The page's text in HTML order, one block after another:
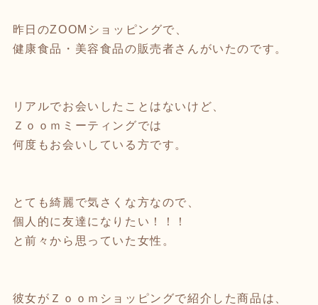
昨日のZOOMショッピングで、
健康食品・美容食品の販売者さんがいたのです。
リアルでお会いしたことはないけど、
Ｚｏｏｍミーティングでは
何度もお会いしている方です。
とても綺麗で気さくな方なので、
個人的に友達になりたい！！！
と前々から思っていた女性。
彼女がＺｏｏｍショッピングで紹介した商品は、